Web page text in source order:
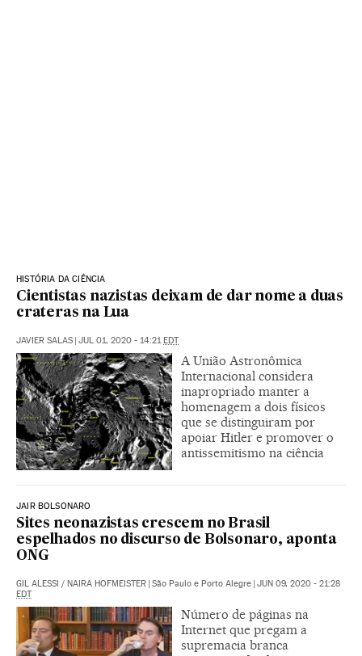
HISTÓRIA DA CIÊNCIA
Cientistas nazistas deixam de dar nome a duas
crateras na Lua
JAVIER SALAS | JUL 01, 2020 - 14:21EDT
A União Astronômica
Internacional considera
inapropriado manter a
homenagem a dois físicos
que se distinguiram por
apoiar Hitler e promover o
antissemitismo na ciência
JAIR BOLSONARO
Sites neonazistas crescem no Brasil
espelhados no discurso de Bolsonaro, aponta
ONG
GIL ALESSI / NAIRA HOFMEISTER | São Paulo e Porto Alegre | JUN 09, 2020 - 21:28
EDT
Número de páginas na
Internet que pregam a
supremacia branca